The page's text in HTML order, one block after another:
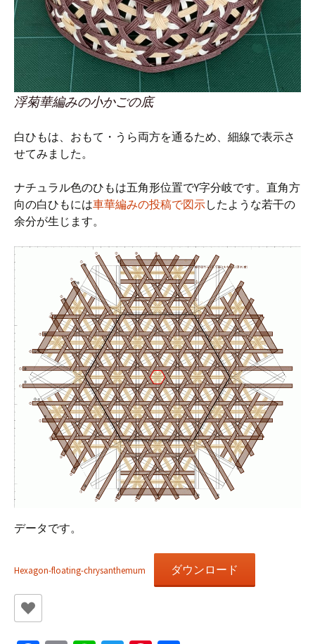
浮菊華編みの小かごの底
白ひもは、おもて・うら両方を通るため、細線で表示さ
せてみました。
ナチュラル色のひもは五角形位置でY字分岐です。直角方
向の白ひもには車華編みの投稿で図示したような若干の
余分が生じます。
データです。
Hexagon-floating-chrysanthemum ダウンロード